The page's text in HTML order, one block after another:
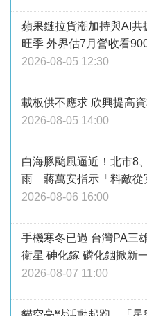
蘋果鏈拉貨潮加持與AI共
旺季 外界估7月營收看
2026-08-05 12:30
載板供不應求 欣興提高
2026-08-05 14:00
白海豚颱風逼近！北市8
雨 蔣萬安指示「料敵從
2026-08-06 16:00
手機寒冬已過 台灣PA三
衛星 砷化鎵 磷化銦掀新
2026-08-07 11:00